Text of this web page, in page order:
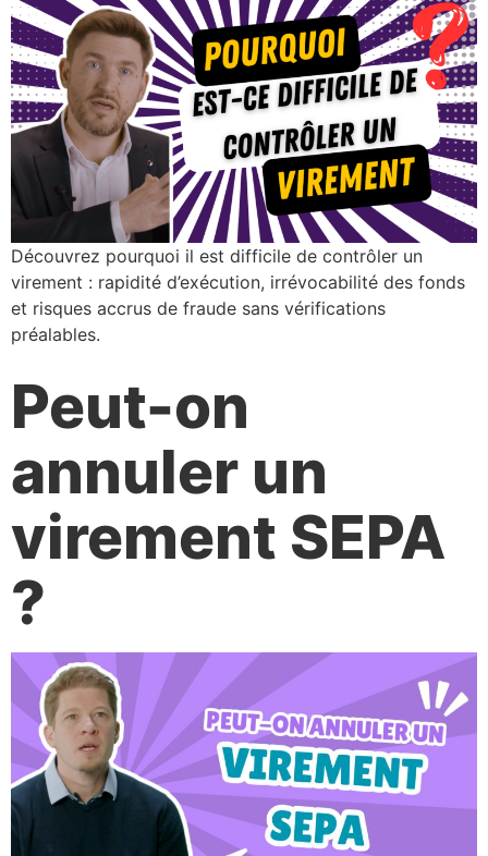
Découvrez pourquoi il est difficile de contrôler un
virement : rapidité d’exécution, irrévocabilité des fonds
et risques accrus de fraude sans vérifications
préalables.
Peut-on
annuler un
virement SEPA
?